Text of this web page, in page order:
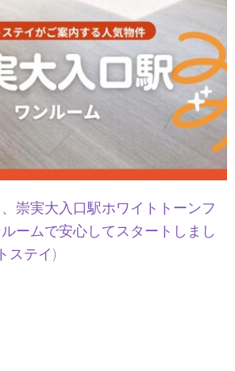
崇実大入口駅ホワイトトーンフ
ームで安心してスタートしまし
ステイ)